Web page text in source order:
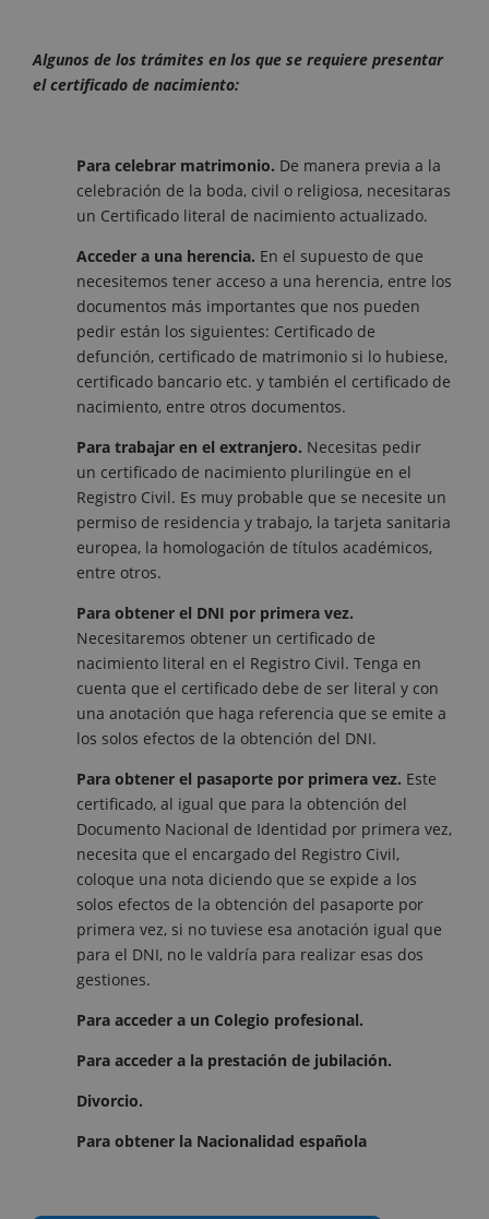
Algunos de los trámites en los que se requiere presentar
el certificado de nacimiento:
Para celebrar matrimonio. De manera previa a la
celebración de la boda, civil o religiosa, necesitaras
un Certificado literal de nacimiento actualizado.
Acceder a una herencia. En el supuesto de que
necesitemos tener acceso a una herencia, entre los
documentos más importantes que nos pueden
pedir están los siguientes: Certificado de
defunción, certificado de matrimonio si lo hubiese,
certificado bancario etc. y también el certificado de
nacimiento, entre otros documentos.
Para trabajar en el extranjero. Necesitas pedir
un certificado de nacimiento plurilingüe en el
Registro Civil. Es muy probable que se necesite un
permiso de residencia y trabajo, la tarjeta sanitaria
europea, la homologación de títulos académicos,
entre otros.
Para obtener el DNI por primera vez.
Necesitaremos obtener un certificado de
nacimiento literal en el Registro Civil. Tenga en
cuenta que el certificado debe de ser literal y con
una anotación que haga referencia que se emite a
los solos efectos de la obtención del DNI.
Para obtener el pasaporte por primera vez. Este
certificado, al igual que para la obtención del
Documento Nacional de Identidad por primera vez,
necesita que el encargado del Registro Civil,
coloque una nota diciendo que se expide a los
solos efectos de la obtención del pasaporte por
primera vez, si no tuviese esa anotación igual que
para el DNI, no le valdría para realizar esas dos
gestiones.
Para acceder a un Colegio profesional.
Para acceder a la prestación de jubilación.
Divorcio.
Para obtener la Nacionalidad española